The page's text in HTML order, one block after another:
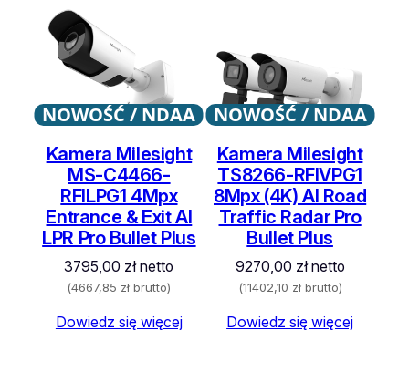
NOWOŚĆ / NDAA
Kamera Milesight
MS-C4466-
RFILPG1 4Mpx
Entrance & Exit AI
LPR Pro Bullet Plus
3795,00 złnetto
(4667,85 zł brutto)
Dowiedz się więcej
NOWOŚĆ / NDAA
Kamera Milesight
TS8266-RFIVPG1
8Mpx (4K) AI Road
Traffic Radar Pro
Bullet Plus
9270,00 złnetto
(11402,10 złbrutto)
Dowiedz się więcej